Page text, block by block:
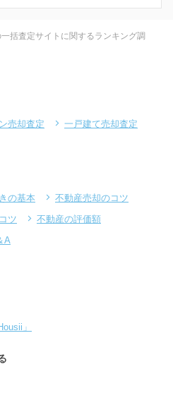
括査定サイトに関するランキング調
売却査定
一戸建て売却査定
の基本
不動産売却のコツ
ツ
不動産の評価額
A
」